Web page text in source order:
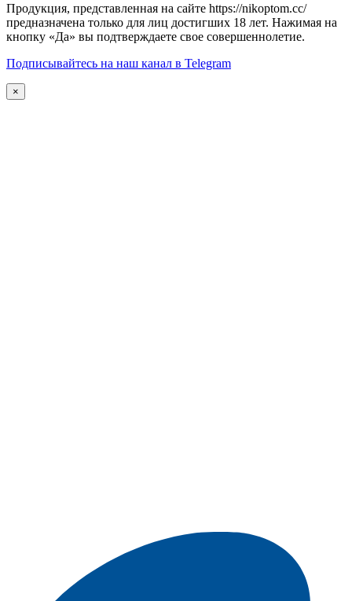
Продукция, представленная на сайте https://nikoptom.cc/
предназначена только для лиц достигших 18 лет. Нажимая на
кнопку «Да» вы подтверждаете свое совершеннолетие.
Подписывайтесь на наш канал в Telegram
×